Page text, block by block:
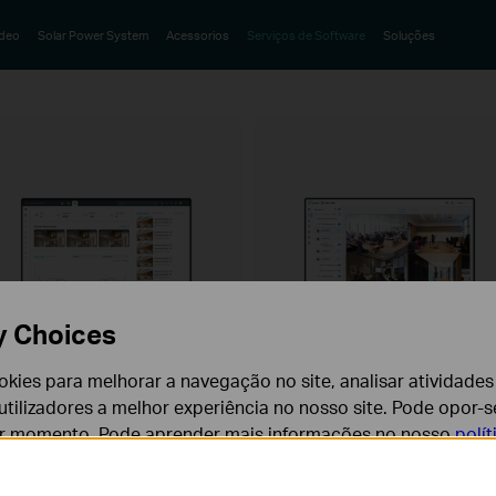
Solar Power System Acessorios Serviços de Software Soluções
Cloud VMS
de Gestão VIGI Cloud Video
VIGI VMS
VIGI Video Management System
Choices
para melhorar a navegação no site, analisar
a melhor experiência no nosso site. Pode opor-
momento. Pode aprender mais informações no nosso